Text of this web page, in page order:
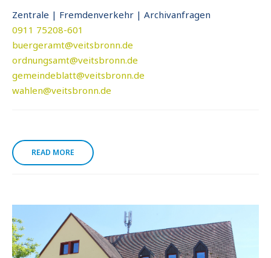
Zentrale | Fremdenverkehr | Archivanfragen
0911 75208-601
buergeramt@veitsbronn.de
ordnungsamt@veitsbronn.de
gemeindeblatt@veitsbronn.de
wahlen@veitsbronn.de
READ MORE